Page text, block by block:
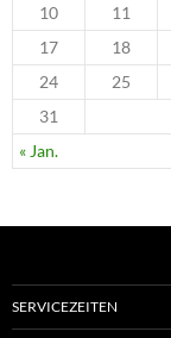
« Jan.
10
11
17
18
24
25
31
SERVICEZEITEN